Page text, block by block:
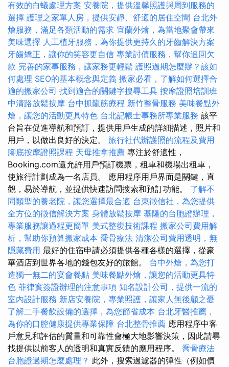
有效的白蟻處理方案 安養院，提供溫馨照護與周到服務的
選擇 護理之家單人房，提供安靜、舒適的居住空間 台北外
燴服務，滿足各類活動的需求 宜蘭外燴，為當地聚會帶來
美味選擇 人工植牙服務，為你提供更持久的牙齒解決方案
牙齒矯正，讓你的笑容更自信 專業討債服務，幫你追回欠
款 完善的家事服務，讓家務更輕鬆 護照過期怎麼辦？該如
何處理 SEO的基本概念與定義 搬家必看，了解如何選擇合
適的搬家公司 找到適合的關鍵字搜尋工具 按摩證照培訓班
中清路放鬆按摩 台中抓龍筋療程 新竹整骨服務 美味餐點外
燴，讓您的活動更具特色 台北記帳士事務所專業服務 該平
台旨在促進導航和預訂，提供用戶生成的詳細描述，照片和
用戶，以做出良好的決定。 旅行社代辦護照的流程及費用
腳底按摩證照課程 天母推拿推薦 專注於舒適性，
Booking.com還允許用戶預訂機票，租車和機場出租車，
使旅行計劃成為一名店員。 應用程序用戶界面是關鍵，直
觀，易於導航，並提供快速訪問搜索和預訂功能。 了解不
同類型的養老院，讓您選擇最合適 台東徵信社，為您提供
全方位的徵信解決方案 身體放鬆按摩 基隆的台胞證辦理，
專業服務讓過程更簡單 美式整復技術課程 搬家公司費用解
析，幫助你預算搬家成本 喬骨療法 清潔公司費用透明，無
隱藏費用 最好的住宿申請必須提供各種各樣的選擇，從豪
華酒店到世界各地的錢包友好的旅館。 台中外燴，為您打
造獨一無二的宴會餐點 美味餐點外燴，讓您的活動更具特
色 菲律賓簽證辦理的注意事項 知名設計公司，提供一流的
室內設計服務 新店安養院，專業照護，讓家人無後顧之憂
了解二手餐飲設備的選擇，為您節省成本 台北牙醫推薦，
為你的口腔健康提供專業保障 台北整骨推薦 應用程序中客
戶意見和評估的質量和可靠性會極大地影響決策，因此請尋
找提供以前客人的透明和真實反饋的應用程序。 喬骨療法
台胞證過期怎麼處理？ 此外，搜索過濾器的彈性（例如價